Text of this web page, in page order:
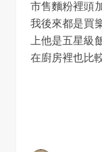
市售麵粉裡頭
我後來都是買
上他是五星級
在廚房裡也比